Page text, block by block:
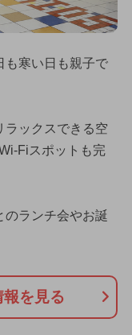
も寒い日も親子で
ラックスできる空
Fiスポットも完
のランチ会やお誕
を見る